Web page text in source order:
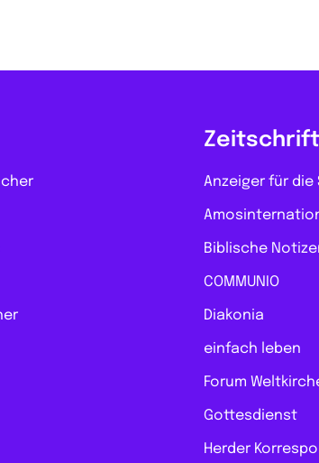
Anzeiger für die
Biblische
COMMUNIO
Diakonia
einfach leben
Forum
Gottesdienst
Herder